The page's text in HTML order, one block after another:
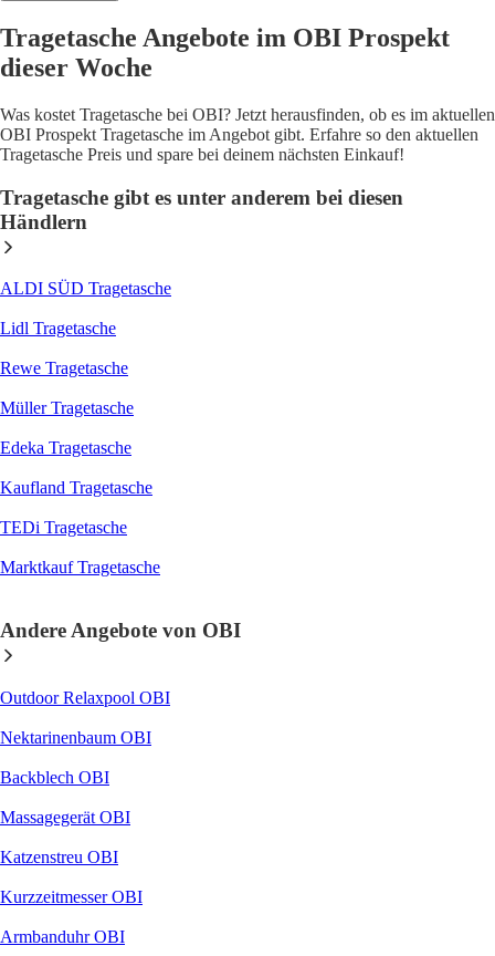
Tragetasche Angebote im OBI Prospekt
dieser Woche
Was kostet Tragetasche bei OBI? Jetzt herausfinden, ob es im aktuellen
OBI Prospekt Tragetasche im Angebot gibt. Erfahre so den aktuellen
Tragetasche Preis und spare bei deinem nächsten Einkauf!
Tragetasche gibt es unter anderem bei diesen
Händlern
ALDI SÜD Tragetasche
Lidl Tragetasche
Rewe Tragetasche
Müller Tragetasche
Edeka Tragetasche
Kaufland Tragetasche
TEDi Tragetasche
Marktkauf Tragetasche
Andere Angebote von OBI
Outdoor Relaxpool OBI
Nektarinenbaum OBI
Backblech OBI
Massagegerät OBI
Katzenstreu OBI
Kurzzeitmesser OBI
Armbanduhr OBI